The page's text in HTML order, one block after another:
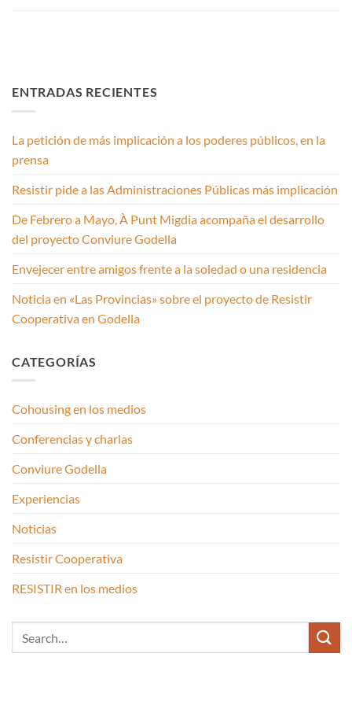
ENTRADAS RECIENTES
La petición de más implicación a los poderes públicos, en la
prensa
Resistir pide a las Administraciones Públicas más implicación
De Febrero a Mayo, À Punt Migdia acompaña el desarrollo
del proyecto Conviure Godella
Envejecer entre amigos frente a la soledad o una residencia
Noticia en «Las Provincias» sobre el proyecto de Resistir
Cooperativa en Godella
CATEGORÍAS
Cohousing en los medios
Conferencias y charlas
Conviure Godella
Experiencias
Noticias
Resistir Cooperativa
RESISTIR en los medios